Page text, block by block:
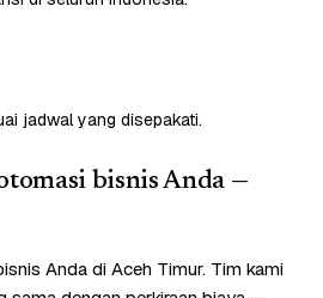
jadwal yang disepakati.
bisnis Anda —
Anda di Aceh Timur. Tim kami